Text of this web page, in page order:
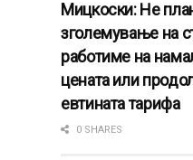
Мицкоски: Не
зголемување на
работиме на
цената или
евтината тарифа
0 SHARES